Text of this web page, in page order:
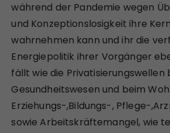
während der Pandemie wegen
und Konzeptionslosigkeit ihre
wahrnehmen kann und ihr die
Energiepolitik ihrer Vorgänger
fällt wie die Privatisierungswellen
Gesundheitswesen und beim
Erziehungs-,Bildungs-, Pflege-
sowie Arbeitskräftemangel, wie